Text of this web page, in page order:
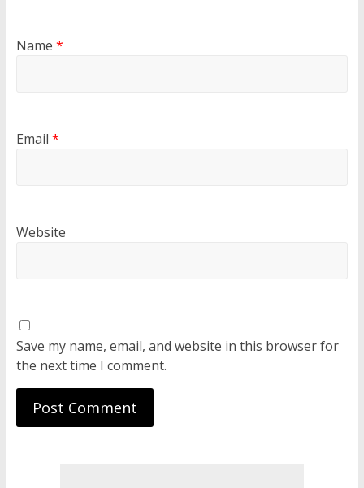
Name *
Email *
Website
Save my name, email, and website in this browser for
the next time I comment.